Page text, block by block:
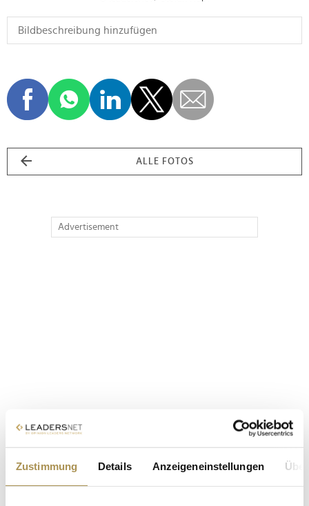
Zustimmung Details Anzeigeneinstellungen
ALLE FOTOS
Advertisement